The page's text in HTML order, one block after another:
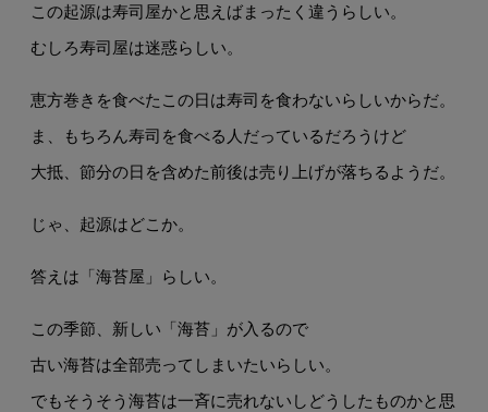
この起源は寿司屋かと思えばまったく違うらしい。
むしろ寿司屋は迷惑らしい。
恵方巻きを食べたこの日は寿司を食わないらしいからだ。
ま、もちろん寿司を食べる人だっているだろうけど
大抵、節分の日を含めた前後は売り上げが落ちるようだ。
じゃ、起源はどこか。
答えは「海苔屋」らしい。
この季節、新しい「海苔」が入るので
古い海苔は全部売ってしまいたいらしい。
でもそうそう海苔は一斉に売れないしどうしたものかと思